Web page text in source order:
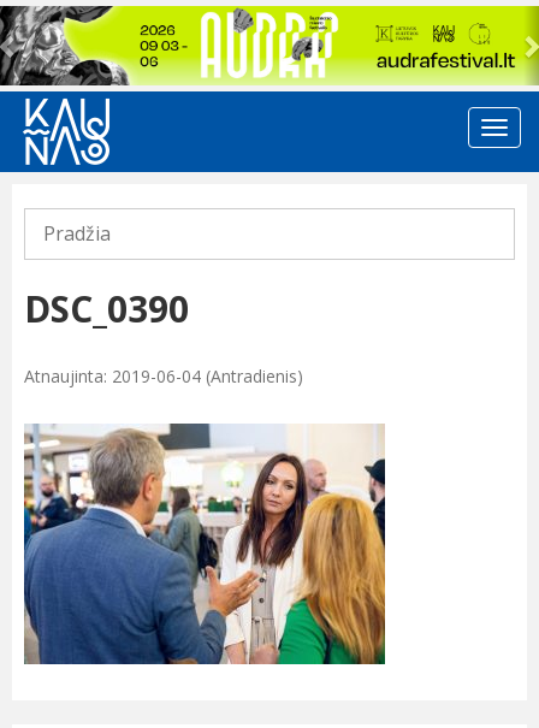
Previous
Pradžia
DSC_0390
Atnaujinta: 2019-06-04 (Antradienis)